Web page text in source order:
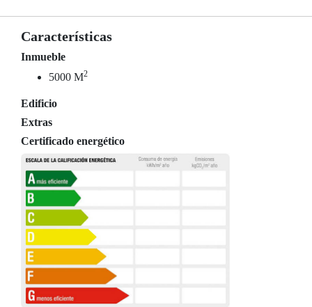
Características
Inmueble
5000 M2
Edificio
Extras
Certificado energético